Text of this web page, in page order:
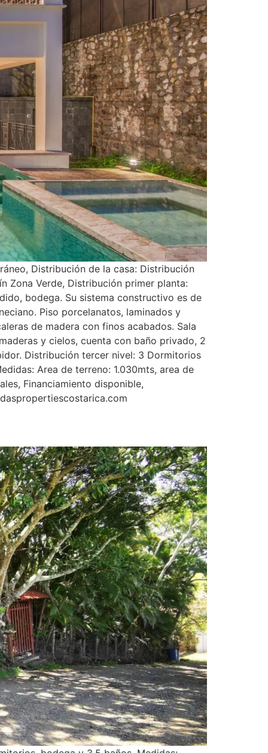
Distribución de la casa: Distribución
Zona Verde, Distribución primer planta:
bodega. Su sistema constructivo es de
Piso porcelanatos, laminados y
de madera con finos acabados. Sala
y cielos, cuenta con baño privado, 2
Distribución tercer nivel: 3 Dormitorios
Area de terreno: 1.030mts, area de
Financiamiento disponible,